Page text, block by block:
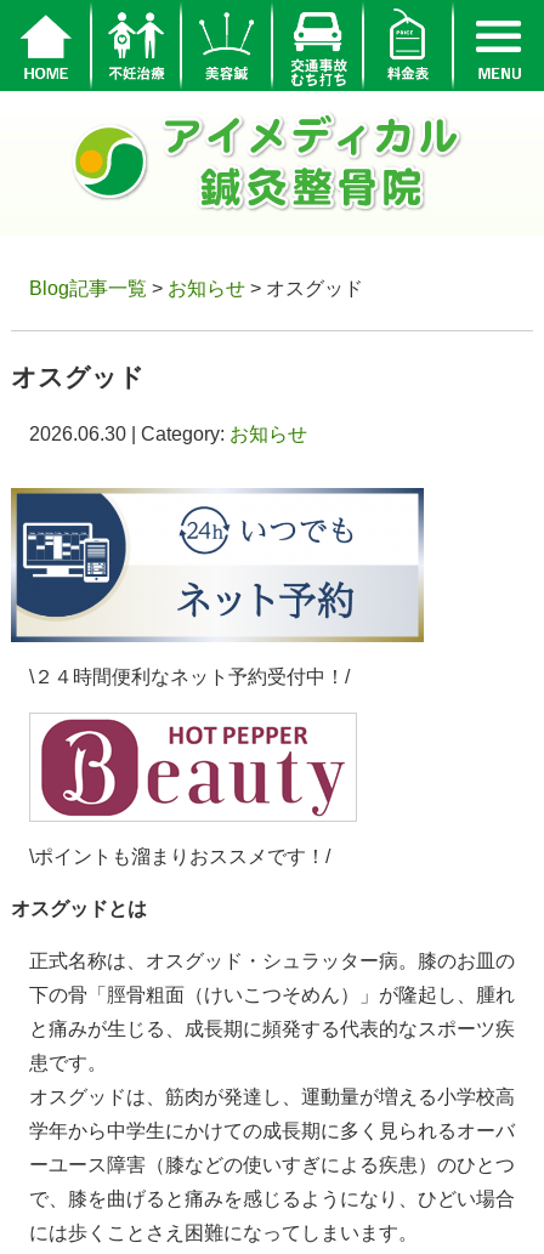
Blog記事一覧 > お知らせ> オスグッド
オスグッド
2026.06.30 | Category: お知らせ
\２４時間便利なネット予約受付中！/
\ポイントも溜まりおススメです！/
オスグッドとは
正式名称は、オスグッド・シュラッター病。膝のお皿の
下の骨「脛骨粗面（けいこつそめん）」が隆起し、腫れ
と痛みが生じる、成長期に頻発する代表的なスポーツ疾
患です。
オスグッドは、筋肉が発達し、運動量が増える小学校高
学年から中学生にかけての成長期に多く見られるオーバ
ーユース障害（膝などの使いすぎによる疾患）のひとつ
で、膝を曲げると痛みを感じるようになり、ひどい場合
には歩くことさえ困難になってしまいます。